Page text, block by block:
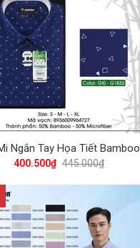
400.500₫ 445.000₫